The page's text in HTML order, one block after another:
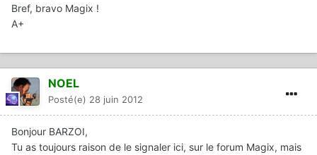
Bref, bravo Magix !
A+
NOEL
Posté(e) 28 juin 2012
Bonjour BARZOI,
Tu as toujours raison de le signaler ici, sur le forum Magix, mais